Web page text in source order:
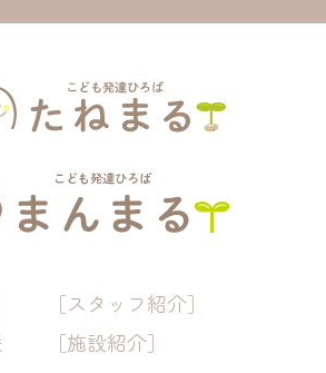
［スタッフ紹介］
［施設紹介］